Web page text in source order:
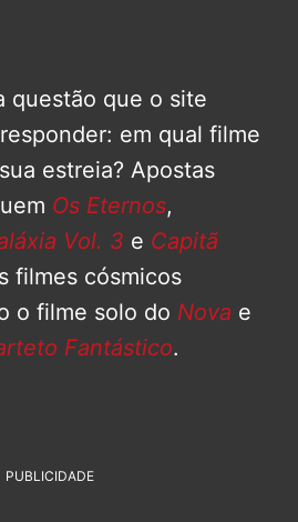
questão que o site
em qual filme
estreia? Apostas
Os Eternos,
Vol. 3 e Capitã
filmes cósmicos
o filme solo do Nova e
Fantástico.
PUBLICIDADE